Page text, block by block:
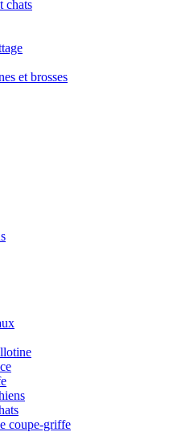
chats
et brosses
coupe-griffe